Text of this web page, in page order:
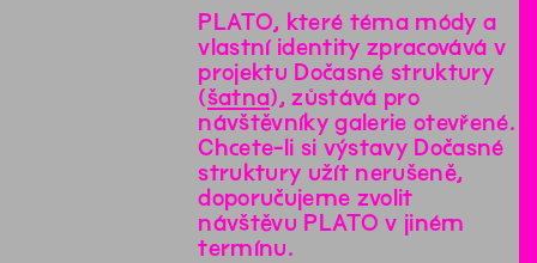
PLATO, které téma módy a
vlastní identity zpracovává v
projektu Dočasné struktury
(šatna), zůstává pro
návštěvníky galerie otevřené.
Chcete-li si výstavy Dočasné
struktury užít nerušeně,
doporučujeme zvolit
návštěvu PLATO v jiném
termínu.